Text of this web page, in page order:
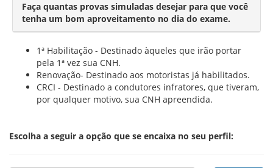
Faça quantas provas simuladas desejar para que você
tenha um bom aproveitamento no dia do exame.
1ª Habilitação - Destinado àqueles que irão portar
pela 1ª vez sua CNH.
Renovação- Destinado aos motoristas já habilitados.
CRCI - Destinado a condutores infratores, que tiveram,
por qualquer motivo, sua CNH apreendida.
Escolha a seguir a opção que se encaixa no seu perfil: